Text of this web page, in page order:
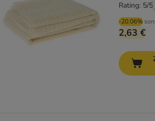
-20.06%
2,63 €
Rating: 5/5